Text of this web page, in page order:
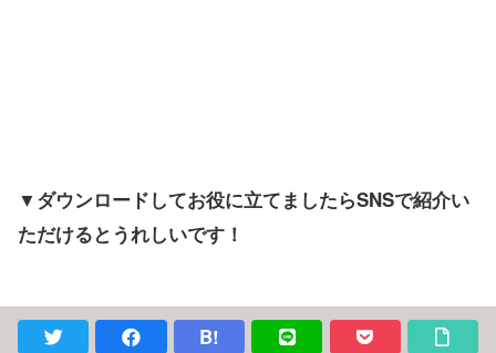
▼ダウンロードしてお役に立てましたらSNSで紹介い
ただけるとうれしいです！
B!